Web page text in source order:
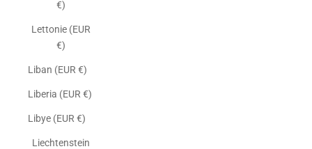
€)
Lettonie (EUR
€)
Liban (EUR €)
Liberia (EUR €)
Libye (EUR €)
Liechtenstein